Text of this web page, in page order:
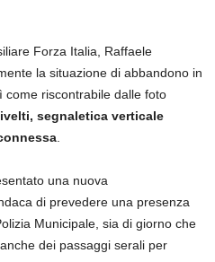
Forza Italia, Raffaele
la situazione di abbandono in
come riscontrabile dalle foto
segnaletica verticale
.
una nuova
di prevedere una presenza
Municipale, sia di giorno che
dei passaggi serali per